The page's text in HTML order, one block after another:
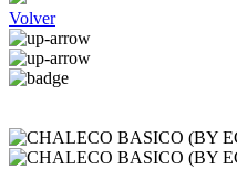
Volver